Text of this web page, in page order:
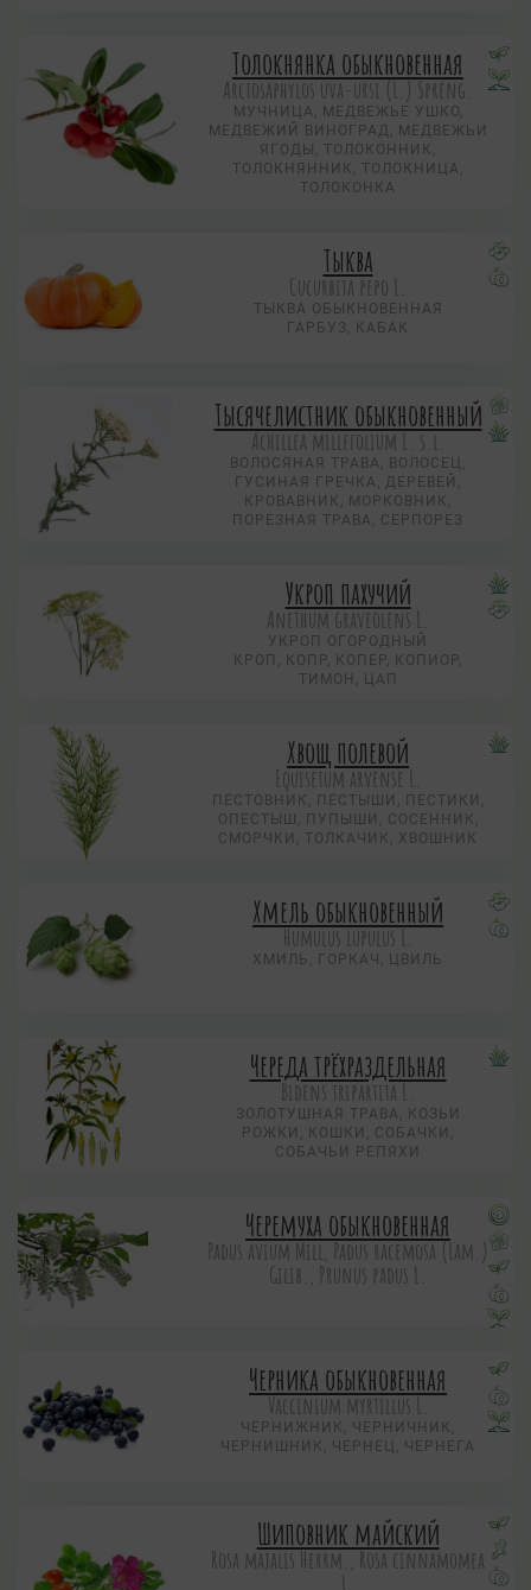
Толокнянка обыкновенная
Arctosaphylos uva-ursi (L.) Spreng.
МУЧНИЦА, МЕДВЕЖЬЕ УШКО,
МЕДВЕЖИЙ ВИНОГРАД, МЕДВЕЖЬИ
ЯГОДЫ, ТОЛОКОННИК,
ТОЛОКНЯННИК, ТОЛОКНИЦА,
ТОЛОКОНКА
Тыква
Cucurbita pepo L.
ТЫКВА ОБЫКНОВЕННАЯ
ГАРБУЗ, КАБАК
Тысячелистник обыкновенный
Achillea millefolium L. s.l.
ВОЛОСЯНАЯ ТРАВА, ВОЛОСЕЦ,
ГУСИНАЯ ГРЕЧКА, ДЕРЕВЕЙ,
КРОВАВНИК, МОРКОВНИК,
ПОРЕЗНАЯ ТРАВА, СЕРПОРЕЗ
Укроп пахучий
Anethum graveolens L.
УКРОП ОГОРОДНЫЙ
КРОП, КОПР, КОПЕР, КОПИОР,
ТИМОН, ЦАП
Хвощ полевой
Equisetum arvense L.
ПЕСТОВНИК, ПЕСТЫШИ, ПЕСТИКИ,
ОПЕСТЫШ, ПУПЫШИ, СОСЕННИК,
СМОРЧКИ, ТОЛКАЧИК, ХВОШНИК
Хмель обыкновенный
Humulus lupulus L.
ХМИЛЬ, ГОРКАЧ, ЦВИЛЬ
Череда трёхраздельная
Bidens tripartita L.
ЗОЛОТУШНАЯ ТРАВА, КОЗЬИ
РОЖКИ, КОШКИ, СОБАЧКИ,
СОБАЧЬИ РЕПЯХИ
Черемуха обыкновенная
Padus avium Mill, Padus racemosa (Lam.)
Gilib., Prunus padus L.
Черника обыкновенная
Vaccinium myrtillus L.
ЧЕРНИЖНИК, ЧЕРНИЧНИК,
ЧЕРНИШНИК, ЧЕРНЕЦ, ЧЕРНЕГА
Шиповник майский
Rosa majalis Herrm., Rosa cinnamomea